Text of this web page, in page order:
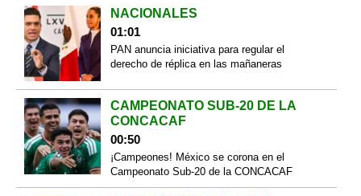
NACIONALES
01:01
PAN anuncia iniciativa para regular el
derecho de réplica en las mañaneras
CAMPEONATO SUB-20 DE LA
CONCACAF
00:50
¡Campeones! México se corona en el
Campeonato Sub-20 de la CONCACAF